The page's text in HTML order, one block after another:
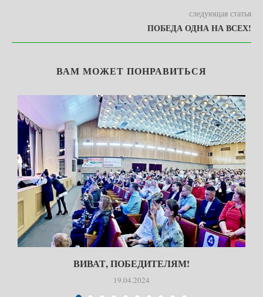
следующая статья
ПОБЕДА ОДНА НА ВСЕХ!
ВАМ МОЖЕТ ПОНРАВИТЬСЯ
ВИВАТ, ПОБЕДИТЕЛЯМ!
19.04.2024